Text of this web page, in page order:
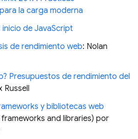
la carga moderna
inicio de JavaScript
de rendimiento web: Nolan
Presupuestos de rendimiento del
Russell
y bibliotecas web
and libraries) por